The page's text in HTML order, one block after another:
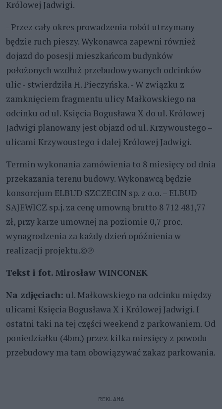
Królowej Jadwigi.
- Przez cały okres prowadzenia robót utrzymany
będzie ruch pieszy. Wykonawca zapewni również
dojazd do posesji mieszkańcom budynków
położonych wzdłuż przebudowywanych odcinków
ulic - stwierdziła H. Pieczyńska. - W związku z
zamknięciem fragmentu ulicy Małkowskiego na
odcinku od ul. Księcia Bogusława X do ul. Królowej
Jadwigi planowany jest objazd od ul. Krzywoustego –
ulicami Krzywoustego i dalej Królowej Jadwigi.
Termin wykonania zamówienia to 8 miesięcy od dnia
przekazania terenu budowy. Wykonawcą będzie
konsorcjum ELBUD SZCZECIN sp. z o.o. – ELBUD
SAJEWICZ sp.j. za cenę umowną brutto 8 712 481,77
zł, przy karze umownej na poziomie 0,7 proc.
wynagrodzenia za każdy dzień opóźnienia w
realizacji projektu.©℗
Tekst i fot. Mirosław WINCONEK
Na zdjęciach: ul. Małkowskiego na odcinku między
ulicami Księcia Bogusława X i Królowej Jadwigi. I
ostatni taki na tej części weekend z parkowaniem. Od
poniedziałku (4bm.) przez kilka miesięcy z powodu
przebudowy ma tam obowiązywać zakaz parkowania.
REKLAMA